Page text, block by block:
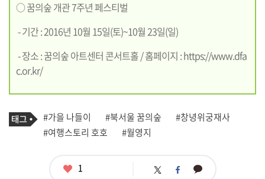
○ 꿈의숲 개관 7주년 페스티벌
- 기간 : 2016년 10월 15일(토)~10월 23일(일)
- 장소 : 꿈의숲 아트센터 콘서트홀 / 홈페이지 :https://www.dfa
c.or.kr/
사
관
련
태
그
#가을 나들이 #북서울 꿈의숲
#창녕위궁재사
#여행스토리 호호
#월영지
좋1 트 페 카